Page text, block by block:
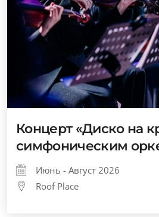
Концерт «Диско на
симфоническим
Июнь - Август 2026
Roof Place